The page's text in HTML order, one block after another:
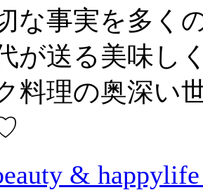
な事実を多く
が送る美味し
料理の奥深い
&